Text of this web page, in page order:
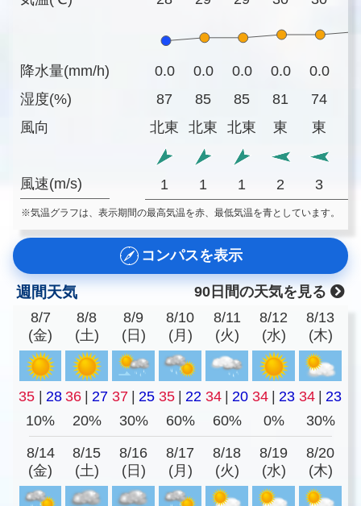
降水量(mm/h)
湿度(%)
風向
風速(m/s)
0.0 0.0 0.0 0.0 0.0
87
85 85 81 74
北東
北東 北東 東 東
1 1 1 2 3
※気温グラフは、表示期間の最高気温を赤、最低気温を青としています。
コンパスを表示
週間天気
90日間の天気を見る
8/7
(金)
8/8
(土)
8/9
(日)
8/10
(月)
8/11
(火)
8/12
(水)
8/13
(木)
35 | 28 36 | 27 37 | 25 35 | 22 34 | 20 34 | 23 34 | 23
10%
20% 30% 60% 60% 0% 30%
8/14
(金)
8/15
(土)
8/16
(日)
8/17
(月)
8/18
(火)
8/19
(水)
8/20
(木)